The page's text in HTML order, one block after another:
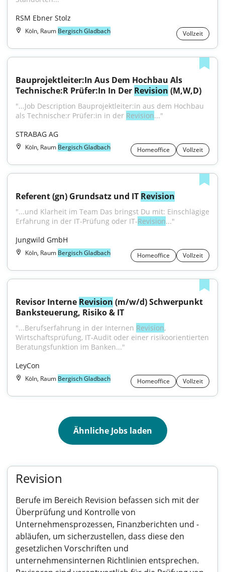
RSM Ebner Stolz
Köln, Raum Bergisch Gladbach Vollzeit
Bauprojektleiter:In Aus Dem Hochbau Als
Technische:R Prüfer:In In Der Revision (M,W,D)
"...Job Description Bauprojektleiter:in aus dem Hochbau
als Technische:r Prüfer:in in der Revision..."
STRABAG AG
Köln, Raum Bergisch Gladbach Homeoffice Vollzeit
Referent (gn) Grundsatz und IT Revision
"...und Klarheit im Team Das bringst Du mit: Einschlägige
Erfahrung in der IT-Prüfung oder IT-Revision..."
Jungwild GmbH
Köln, Raum Bergisch Gladbach Homeoffice Vollzeit
Revisor Interne Revision (m/w/d) Schwerpunkt
Banksteuerung, Risiko & IT
"...Berufserfahrung in der Internen Revision,
Wirtschaftsprüfung, IT-Audit oder einer risikoorientierten
Beratungsfunktion im Banken..."
LeyCon
Köln, Raum Bergisch Gladbach Homeoffice Vollzeit
Ähnliche Jobs laden
Revision
Berufe im Bereich Revision befassen sich mit der
Überprüfung und Kontrolle von
Unternehmensprozessen, Finanzberichten und -
abläufen, um sicherzustellen, dass diese den
gesetzlichen Vorschriften und
unternehmensinternen Richtlinien entsprechen.